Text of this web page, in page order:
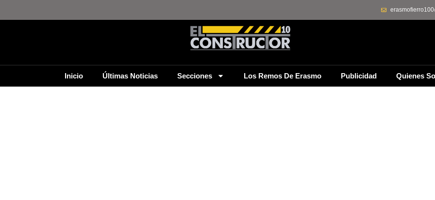
Inicio Últimas Noticias Secciones Los Remos De Erasmo Publicidad Quienes